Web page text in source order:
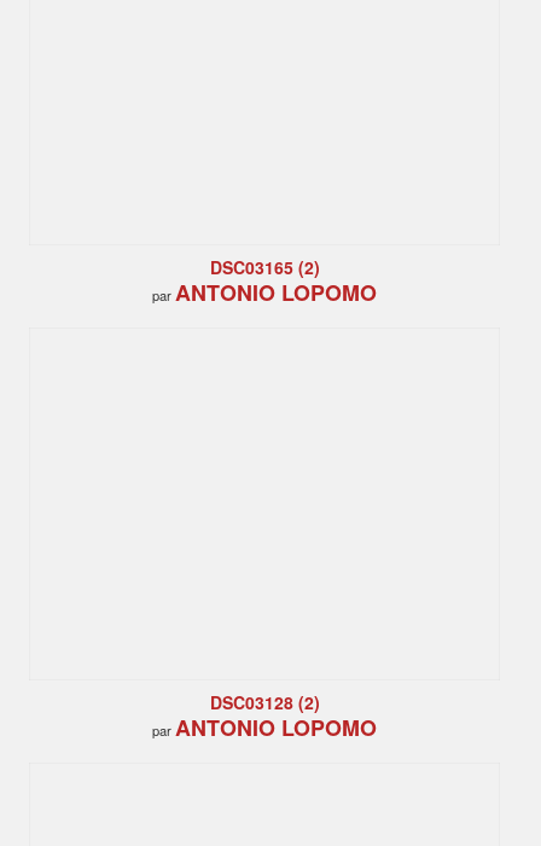
DSC03165 (2)
parANTONIO LOPOMO
DSC03128 (2)
parANTONIO LOPOMO